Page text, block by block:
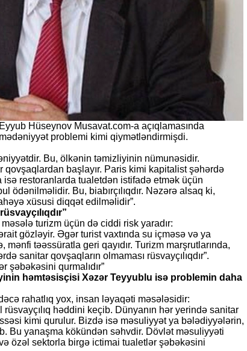
Hüseynov Musavat.com-a açıqlamasında
problemi kimi qiymətləndirmişdi.
Bu, ölkənin təmizliyinin nümunəsidir.
qovşaqlardan başlayır. Paris kimi kapitalist şəhərdə
restoranlarda tualetdən istifadə etmək üçün
ödənilməlidir. Bu, biabırçılıqdır. Nəzərə alsaq ki,
xüsusi diqqət edilməlidir”.
turizm üçün də ciddi risk yaradır:
gözləyir. Əgər turist vaxtında su içməsə və ya
mənfi təəssüratla geri qayıdır. Turizm marşrutlarında,
sanitar qovşaqların olmaması rüsvayçılıqdır”.
şəbəkəsini qurmalıdır”
həmtəsisçisi Xəzər Teyyublu isə problemin daha
rahatlıq yox, insan ləyaqəti məsələsidir:
rüsvayçılıq həddini keçib. Dünyanın hər yerində sanitar
kimi qurulur. Bizdə isə məsuliyyət ya bələdiyyələrin,
Bu yanaşma kökündən səhvdir. Dövlət məsuliyyəti
özəl sektorla birgə ictimai tualetlər şəbəkəsini